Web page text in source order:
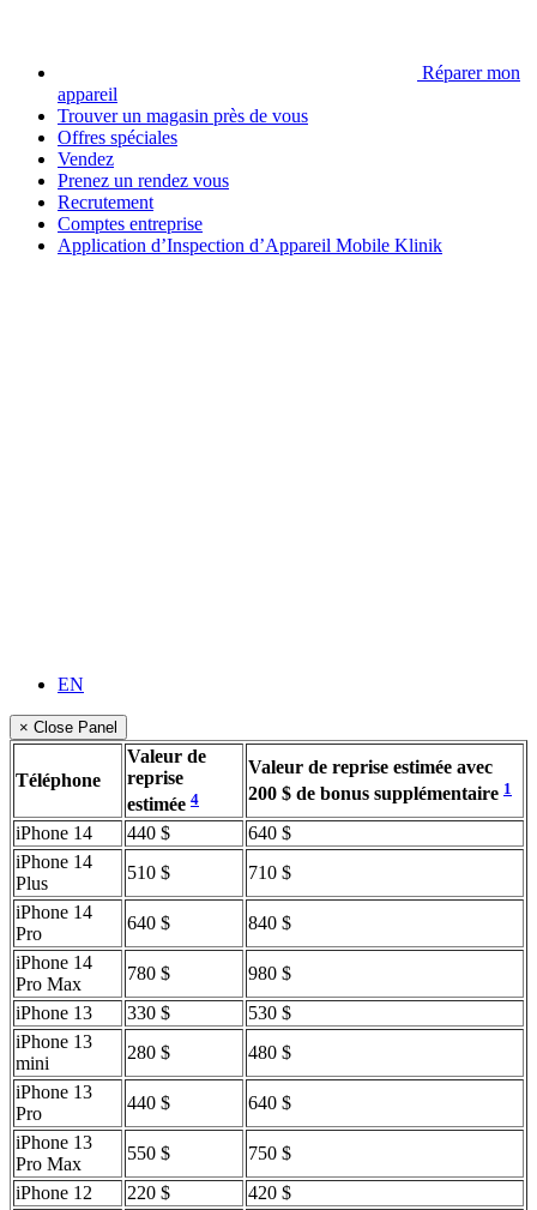
Réparer mon
appareil
Trouver un magasin près de vous
Offres spéciales
Vendez
Prenez un rendez vous
Recrutement
Comptes entreprise
Application d’Inspection d’Appareil Mobile Klinik
EN
× Close Panel
Téléphone
Valeur de
reprise
estimée 4
Valeur de reprise estimée avec
200 $ de bonus supplémentaire 1
iPhone 14 440 $
640 $
iPhone 14
Plus
510 $
710 $
iPhone 14
Pro
640 $
840 $
iPhone 14
Pro Max
780 $
980 $
iPhone 13
330 $
530 $
iPhone 13
mini
280 $
480 $
iPhone 13
Pro
440 $
640 $
iPhone 13
Pro Max
550 $
750 $
iPhone 12
220 $
420 $